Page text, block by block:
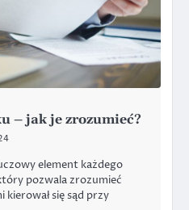
– jak je zrozumieć?
element każdego
pozwala zrozumieć
się sąd przy